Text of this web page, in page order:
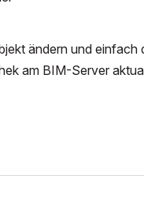
ändern und
am BIM-Server